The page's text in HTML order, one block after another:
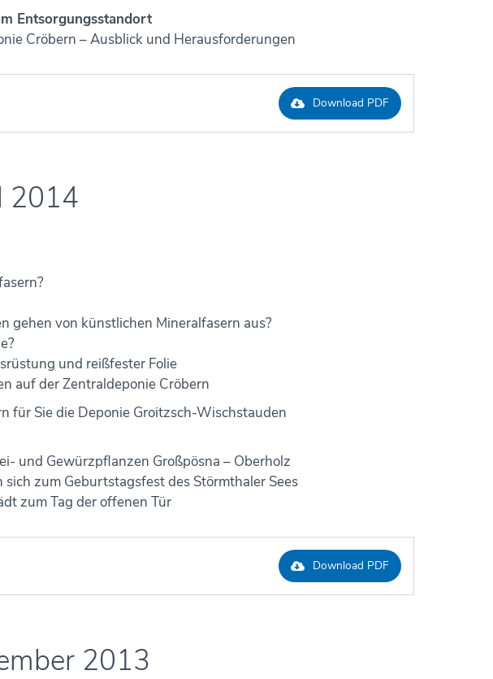
Entsorgungsstandort
Cröbern – Ausblick und Herausforderungen
Download PDF
2014
gehen von künstlichen Mineralfasern aus?
und reißfester Folie
auf der Zentraldeponie Cröbern
für Sie die Deponie Groitzsch-Wischstauden
und Gewürzpflanzen Großpösna – Oberholz
zum Geburtstagsfest des Störmthaler Sees
zum Tag der offenen Tür
Download PDF
2013